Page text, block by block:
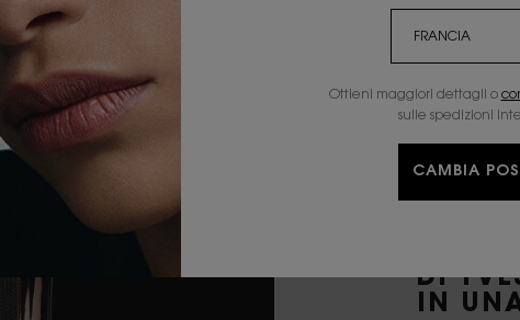
DI
IN
Ottieni maggiori dettagli o
sulle spedizioni
CAMBIA